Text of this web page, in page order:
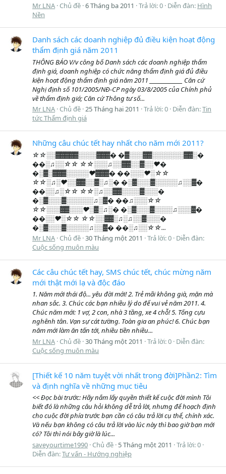
Mr LNA Chủ đề 6 Tháng ba 2011 Trả lời: 0 Diễn đàn: Hình
Nền
Danh sách các doanh nghiệp đủ điều kiện hoạt động
thẩm định giá năm 2011
THÔNG BÁO V/v công bố Danh sách các doanh nghiệp thẩm
định giá, doanh nghiệp có chức năng thẩm định giá đủ điều
kiện hoạt động thẩm định giá năm 2011 _____________ Căn cứ
Nghị định số 101/2005/NĐ-CP ngày 03/8/2005 của Chính phủ
về thẩm định giá; Căn cứ Thông tư số...
Mr LNA Chủ đề 25 Tháng hai 2011 Trả lời: 0 Diễn đàn:Tin
tức Thẩm định giá
Những câu chúc tết hay nhất cho năm mới 2011?
☆☆░░▓▓▓▓▓░░░░▓▓▓� �▓░░░▓▓░░░░░░░▓▓░�
��░♫░░☆☆ ☆☆░░░♫░░▓▓░░▓░░♥�
�░▓░▓▓▓░░░░░♥▓▓▓� ��░░░♥░☆☆
☆☆░♫░♥░░▓▓░░▓░♫░� �░▓░░░▓░░░░░♫░░▓�
��░░♫░☆☆ ☆☆░♫░░▓▓░░░░▓░░░�
�░▓░░░▓░░░░░░♫░▓� ��♫░░░☆☆
☆☆░░░▓▓░░░♥░▓░♫░� �░▓░░░▓░░░░♫░░░▓�
��░░♥░☆☆ ☆☆░░▓▓░♫░♫░░▓░░░�
�░▓░░░▓░░░░░♫░░▓� ��░♫░░☆☆...
Mr LNA Chủ đề 30 Tháng một 2011 Trả lời: 0 Diễn đàn:
Cuộc sống muôn màu
Các câu chúc tết hay, SMS chúc tết, chúc mừng năm
mới thật mới lạ và độc đáo
1. Năm mới thái độ... yêu đời mới! 2. Trẻ mãi không già, mặn mà
nhan sắc. 3. Chúc các bạn nhiều lý do để vui vẻ năm 2011. 4.
Chúc năm mới: 1 vợ, 2 con, nhà 3 tầng, xe 4 chỗ! 5. Tống cựu
nghênh tân. Vạn sự cát tường. Toàn gia an phúc! 6. Chúc bạn
năm mới làm ăn tấn tới, nhiều tiền nhiều...
Mr LNA Chủ đề 30 Tháng một 2011 Trả lời: 0 Diễn đàn:
Cuộc sống muôn màu
[Thiết kế 10 năm tuyệt vời nhất trong đời]Phần2: Tìm
và định nghĩa về những mục tiêu
<< Đọc bài trước: Hãy nắm lấy quyền thiết kế cuộc đời mình Tôi
biết đó là những câu hỏi không dễ trả lời, nhưng để hoạch định
cho cuộc đời phía trước bạn cần có câu trả lời cụ thể, chính xác.
Và nếu bạn không có câu trả lời vào lúc này thì bao giờ bạn mới
có? Tôi thì nói bây giờ là lúc...
saveyourtime1990 Chủ đề 5 Tháng một 2011
Trả lời: 0
Diễn đàn:Tư vấn - Hướng nghiệp